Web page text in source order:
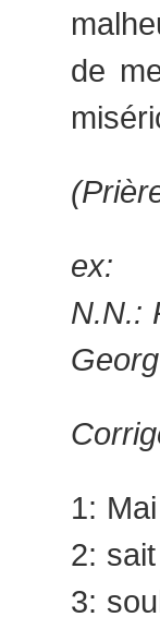
de
ex:
N.N.:
1:
2:
3: